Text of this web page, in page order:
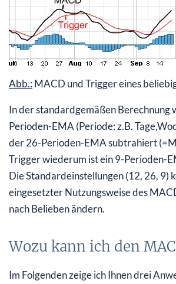
Abb.: MACD und Trigger eines
In der standardgemäßen Berechnung
Perioden-EMA (Periode: z.B.
der 26-Perioden-EMA subtrahiert
Trigger wiederum ist ein 9-Perioden-
Die Standardeinstellungen (12, 26, 9)
eingesetzter Nutzungsweise des
nach Belieben ändern.
Wozu kann ich den
Im Folgenden zeige ich Ihnen drei